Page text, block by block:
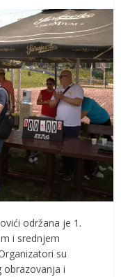
održana je 1.
i srednjem
su
obrazovanja i